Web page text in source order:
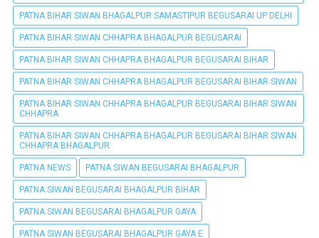
PATNA BIHAR SIWAN BHAGALPUR SAMASTIPUR BEGUSARAI UP DELHI
PATNA BIHAR SIWAN CHHAPRA BHAGALPUR BEGUSARAI
PATNA BIHAR SIWAN CHHAPRA BHAGALPUR BEGUSARAI BIHAR
PATNA BIHAR SIWAN CHHAPRA BHAGALPUR BEGUSARAI BIHAR SIWAN
PATNA BIHAR SIWAN CHHAPRA BHAGALPUR BEGUSARAI BIHAR SIWAN
CHHAPRA
PATNA BIHAR SIWAN CHHAPRA BHAGALPUR BEGUSARAI BIHAR SIWAN
CHHAPRA BHAGALPUR
PATNA NEWS PATNA SIWAN BEGUSARAI BHAGALPUR
PATNA SIWAN BEGUSARAI BHAGALPUR BIHAR
PATNA SIWAN BEGUSARAI BHAGALPUR GAYA
PATNA SIWAN BEGUSARAI BHAGALPUR GAYA E